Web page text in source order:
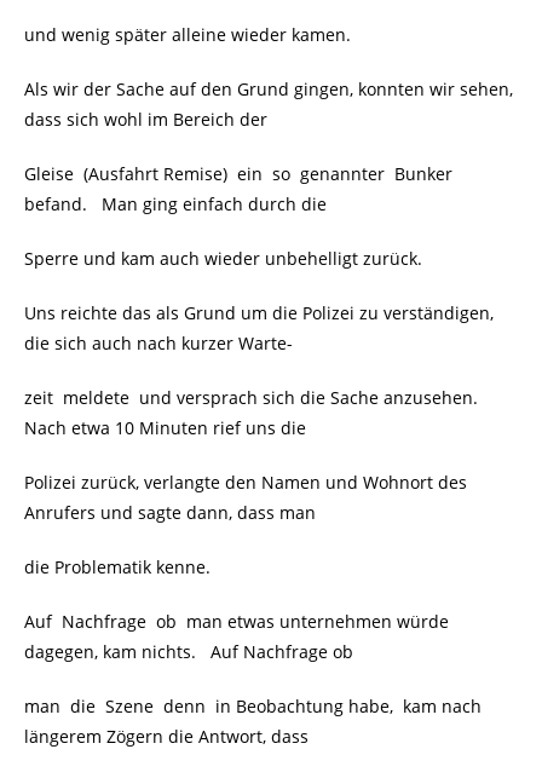
und wenig später alleine wieder kamen.
Als wir der Sache auf den Grund gingen, konnten wir sehen,
dass sich wohl im Bereich der
Gleise (Ausfahrt Remise) ein so genannter Bunker
befand. Man ging einfach durch die
Sperre und kam auch wieder unbehelligt zurück.
Uns reichte das als Grund um die Polizei zu verständigen,
die sich auch nach kurzer Warte-
zeit meldete und versprach sich die Sache anzusehen.
Nach etwa 10 Minuten rief uns die
Polizei zurück, verlangte den Namen und Wohnort des
Anrufers und sagte dann, dass man
die Problematik kenne.
Auf Nachfrage ob man etwas unternehmen würde
dagegen, kam nichts. Auf Nachfrage ob
man die Szene denn in Beobachtung habe, kam nach
längerem Zögern die Antwort, dass